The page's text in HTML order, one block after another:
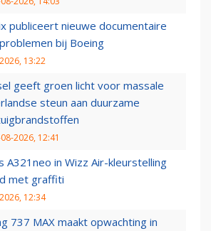
publiceert nieuwe documentaire
bij Boeing
13:22
geeft groen licht voor massale
steun aan duurzame
2026, 12:41
A321neo in Wizz Air-kleurstelling
met graffiti
12:34
737 MAX maakt opwachting in